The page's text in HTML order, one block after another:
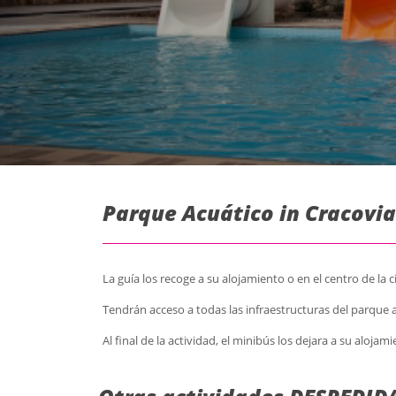
Parque Acuático in
La guía los recoge a su alojamiento o en el centro de
Tendrán acceso a todas las infraestructuras del parque
Al final de la actividad, el minibús los dejara a su